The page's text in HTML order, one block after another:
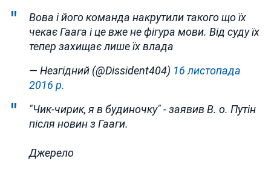
Вова і його команда накрутили такого що їх
чекає Гаага і це вже не фігура мови. Від суду їх
тепер захищає лише їх влада
— Незгідний (@Dissident404) 16 листопада
2016 р.
"Чик-чирик, я в будиночку" - заявив В. о. Путін
після новин з Гааги.
Джерело